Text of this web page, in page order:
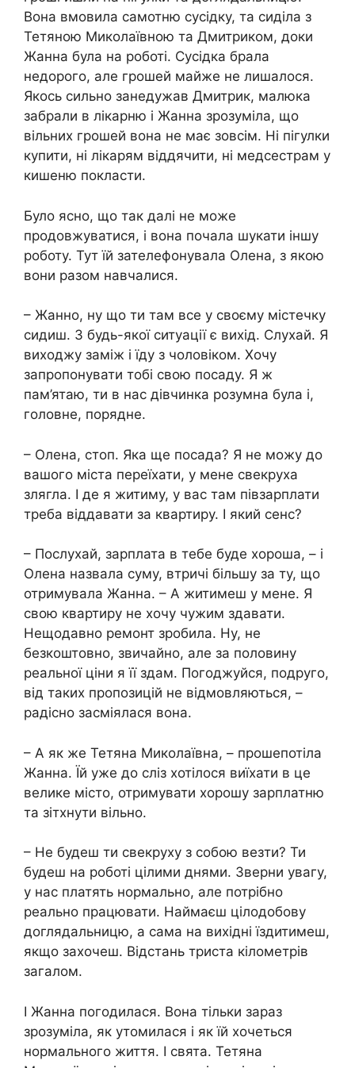
Вона вмовила самотню сусідку, та сиділа з
Тетяною Миколаївною та Дмитриком, доки
Жанна була на роботі. Сусідка брала
недорого, але грошей майже не лишалося.
Якось сильно занедужав Дмитрик, малюка
забрали в лікарню і Жанна зрозуміла, що
вільних грошей вона не має зовсім. Ні пігулки
купити, ні лікарям віддячити, ні медсестрам у
кишеню покласти.
Було ясно, що так далі не може
продовжуватися, і вона почала шукати іншу
роботу. Тут їй зателефонувала Олена, з якою
вони разом навчалися.
– Жанно, ну що ти там все у своєму містечку
сидиш. З будь-якої ситуації є вихід. Слухай. Я
виходжу заміж і їду з чоловіком. Хочу
запропонувати тобі свою посаду. Я ж
пам’ятаю, ти в нас дівчинка розумна була і,
головне, порядне.
– Олена, стоп. Яка ще посада? Я не можу до
вашого міста переїхати, у мене свекруха
злягла. І де я житиму, у вас там півзарплати
треба віддавати за квартиру. І який сенс?
– Послухай, зарплата в тебе буде хороша, – і
Олена назвала суму, втричі більшу за ту, що
отримувала Жанна. – А житимеш у мене. Я
свою квартиру не хочу чужим здавати.
Нещодавно ремонт зробила. Ну, не
безкоштовно, звичайно, але за половину
реальної ціни я її здам. Погоджуйся, подруго,
від таких пропозицій не відмовляються, –
радісно засміялася вона.
– А як же Тетяна Миколаївна, – прошепотіла
Жанна. Їй уже до сліз хотілося виїхати в це
велике місто, отримувати хорошу зарплатню
та зітхнути вільно.
– Не будеш ти свекруху з собою везти? Ти
будеш на роботі цілими днями. Зверни увагу,
у нас платять нормально, але потрібно
реально працювати. Наймаєш цілодобову
доглядальницю, а сама на вихідні їздитимеш,
якщо захочеш. Відстань триста кілометрів
загалом.
І Жанна погодилася. Вона тільки зараз
зрозуміла, як утомилася і як їй хочеться
нормального життя. І свята. Тетяна